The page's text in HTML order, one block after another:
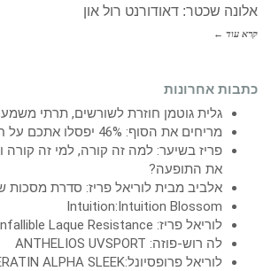
אלונה שכטר: דאודורנט רול און
קרא עוד ←
כתבות אחרונות
גלית גוטמן חוזרת לשורשים, תרתי משמע
מריחים את הסוף: 46% יפסלו אתכם על חולצה מיוזעת
פריז בשיער: למה זה קורה, למי זה
את התופעה?
אלביב מבית לוריאל פריז: סדרת מסכות
Intuition:Intuition Blossom
לוריאל פריז: Infallible Laque Resistance
לה רוש-פוזה: ANTHELIOS UVSPORT
לוריאל פרופסיונל:KERATIN ALPHA SLEEK